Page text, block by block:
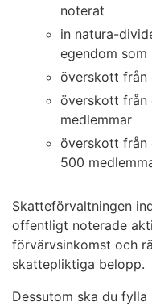
noterat
in natura-
egendom
överskott från
överskott från
medlemmar
överskott från
500
Skatteförvaltningen
offentligt noterade
förvärvsinkomst och
skattepliktiga belopp.
Dessutom ska du